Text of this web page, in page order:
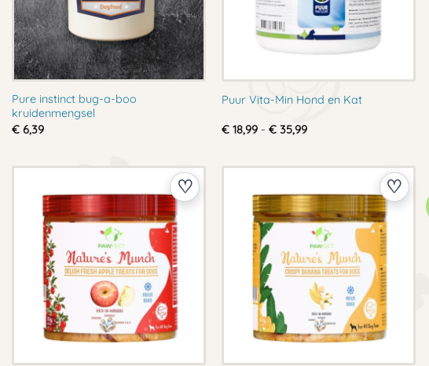
Pure instinct bug-a-boo
kruidenmengsel
€6,39
Puur Vita-Min Hond en Kat
€18,99 - €35,99Prijsklasse: